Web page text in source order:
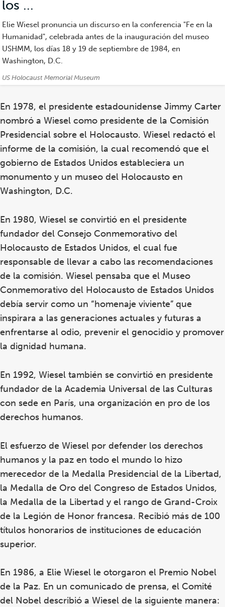
los ...
Elie Wiesel pronuncia un discurso en la conferencia "Fe en la
Humanidad", celebrada antes de la inauguración del museo
USHMM, los días 18 y 19 de septiembre de 1984, en
Washington, D.C.
Créditos:
US Holocaust Memorial Museum
En 1978, el presidente estadounidense Jimmy Carter
nombró a Wiesel como presidente de la Comisión
Presidencial sobre el Holocausto. Wiesel redactó el
informe de la comisión, la cual recomendó que el
gobierno de Estados Unidos estableciera un
monumento y un museo del Holocausto en
Washington, D.C.
En 1980, Wiesel se convirtió en el presidente
fundador del Consejo Conmemorativo del
Holocausto de Estados Unidos, el cual fue
responsable de llevar a cabo las recomendaciones
de la comisión. Wiesel pensaba que el Museo
Conmemorativo del Holocausto de Estados Unidos
debía servir como un “homenaje viviente” que
inspirara a las generaciones actuales y futuras a
enfrentarse al odio, prevenir el genocidio y promover
la dignidad humana.
En 1992, Wiesel también se convirtió en presidente
fundador de la Academia Universal de las Culturas
con sede en París, una organización en pro de los
derechos humanos.
El esfuerzo de Wiesel por defender los derechos
humanos y la paz en todo el mundo lo hizo
merecedor de la Medalla Presidencial de la Libertad,
la Medalla de Oro del Congreso de Estados Unidos,
la Medalla de la Libertad y el rango de Grand-Croix
de la Legión de Honor francesa. Recibió más de 100
títulos honorarios de instituciones de educación
superior.
En 1986, a Elie Wiesel le otorgaron el Premio Nobel
de la Paz. En un comunicado de prensa, el Comité
del Nobel describió a Wiesel de la siguiente manera: